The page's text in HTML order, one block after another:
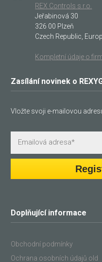
REX Controls s.r.o.
Jeřabinová 30
326 00 Plzeň
Czech Republic,
Kompletní údaje o
Zasílání novinek o
Vložte svoji e-mailovou
Doplňující informace
Obchodní podmínky
Ochrana osobních údajů old